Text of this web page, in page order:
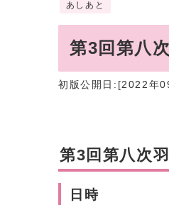
あしあと
第3回第八
初版公開日:[2022年
第3回第八次
日時